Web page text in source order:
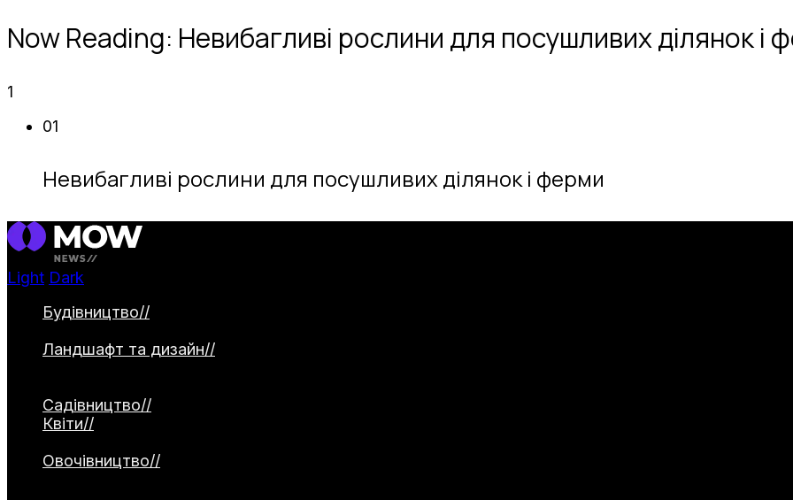
Now Reading: Невибагливі рослини для посушливих ділянок і
1
01
Невибагливі рослини для посушливих ділянок і ферми
Light Dark
Будівництво//
Ландшафт та дизайн//
Садівництво//
Квіти//
Овочівництво//